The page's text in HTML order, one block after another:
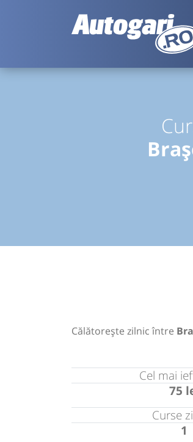
Călătorește zilnic între
Cel mai
75
Curse
1